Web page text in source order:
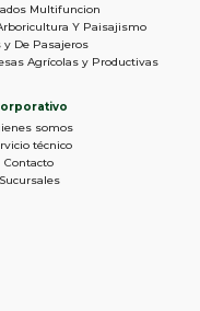
Multifuncion
Y Paisajismo
De Pasajeros
Agrícolas y Productivas
somos
técnico
Contacto
Sucursales